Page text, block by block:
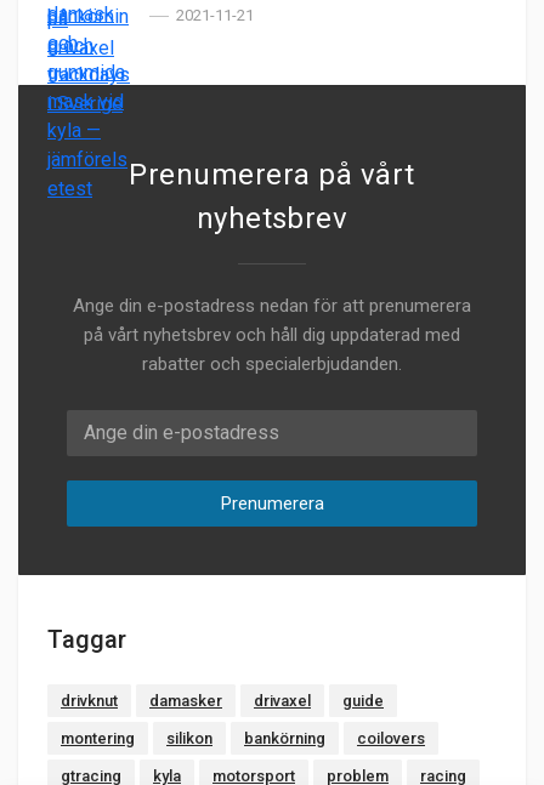
2021-11-21
Prenumerera på vårt
nyhetsbrev
Ange din e-postadress nedan för att prenumerera
på vårt nyhetsbrev och håll dig uppdaterad med
rabatter och specialerbjudanden.
Prenumerera
Taggar
drivknut damasker drivaxel guide
montering silikon bankörning coilovers
gtracing kyla motorsport problem racing